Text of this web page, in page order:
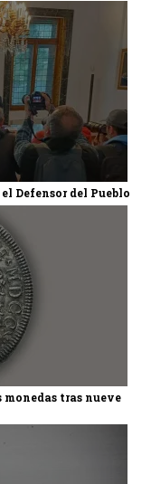
Defensor del Pueblo
tras nueve